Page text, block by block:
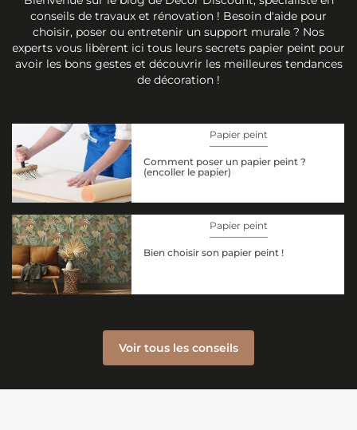
conseils de travaux et rénovation ! Besoin d'aide pour
choisir, poser ou entretenir un support murale ? Nos
experts vous libèrent ici tous leurs secrets papier peint pour
avoir les bons gestes et découvrir les meilleures tendances
de décoration !
Papier peint
Comment poser un papier peint ?
(encoller le papier)
Papier peint
Bien choisir son papier peint !
Voir tous les conseils